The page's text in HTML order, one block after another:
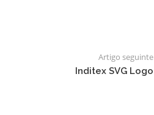
Artigo seguinte
Inditex SVG Logo